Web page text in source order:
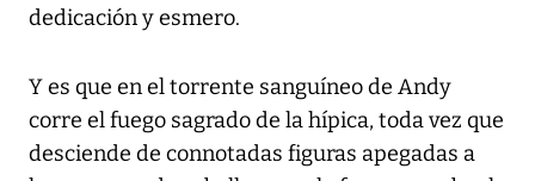
dedicación y esmero.
Y es que en el torrente sanguíneo de Andy
corre el fuego sagrado de la hípica, toda vez que
desciende de connotadas figuras apegadas a